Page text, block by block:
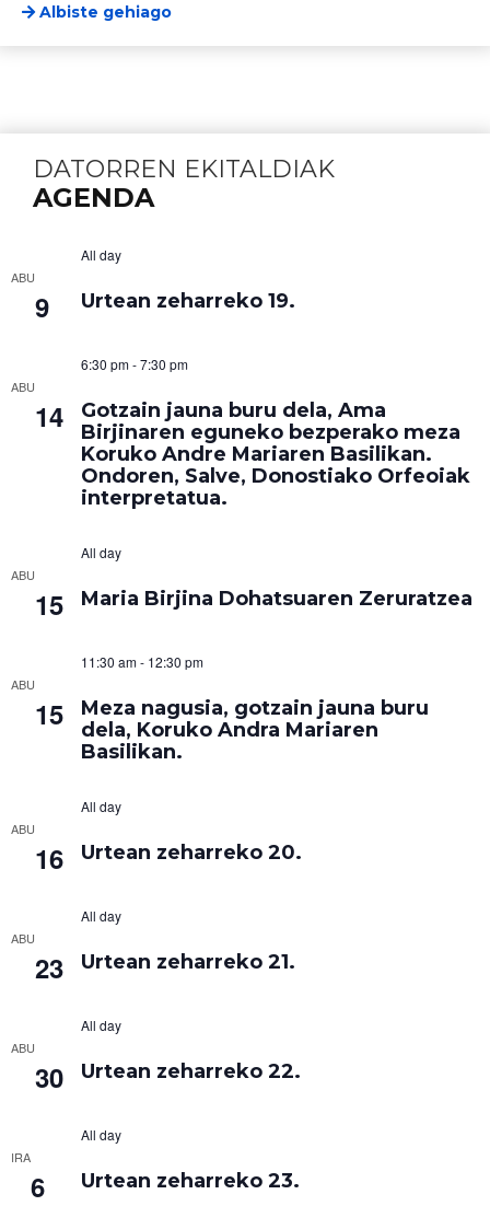
Albiste gehiago
DATORREN EKITALDIAK
AGENDA
ABU
9
All day
Urtean zeharreko 19.
ABU
14
6:30 pm-7:30 pm
Gotzain jauna buru dela, Ama
Birjinaren eguneko bezperako meza
Koruko Andre Mariaren Basilikan.
Ondoren, Salve, Donostiako Orfeoiak
interpretatua.
ABU
15
All day
Maria Birjina Dohatsuaren Zeruratzea
ABU
15
11:30 am- 12:30 pm
Meza nagusia, gotzain jauna buru
dela, Koruko Andra Mariaren
Basilikan.
ABU
16
All day
Urtean zeharreko 20.
ABU
23
All day
Urtean zeharreko 21.
ABU
30
All day
Urtean zeharreko 22.
IRA
6
All day
Urtean zeharreko 23.